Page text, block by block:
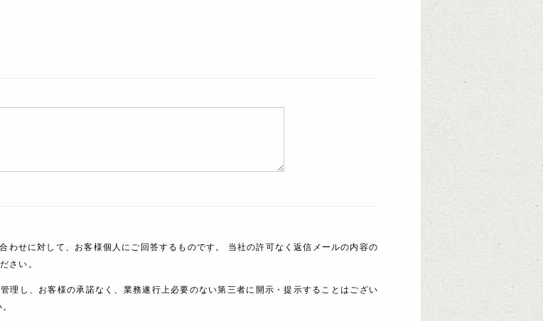
わせに対して、お客様個人にご回答するものです。 当社の許可なく返信メールの内容の
さい。
理し、お客様の承諾なく、業務遂行上必要のない第三者に開示・提示することはござい